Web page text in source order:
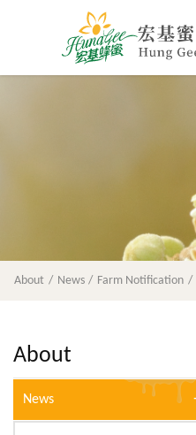
About News Farm Notification
About
News